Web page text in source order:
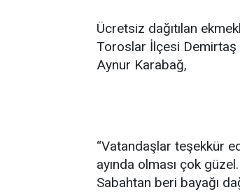
Ücretsiz dağıtılan
Toroslar İlçesi Demirtaş
Aynur Karabağ,
“Vatandaşlar teşekkür
ayında olması çok
Sabahtan beri bayağı